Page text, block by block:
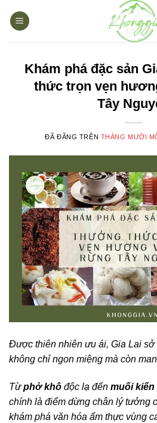
đến
Khám phá đặc sản
thức trọn vẹn
Tây
ĐÃ ĐĂNG TRÊN THÁNG MƯỜI
Được thiên nhiên ưu ái, Gia Lai
không chỉ ngon miệng mà còn
Từphở khô độc lạ đến muối kiến
chính là điểm dừng chân lý tưởng
khám phá văn hóa ẩm thực vùng